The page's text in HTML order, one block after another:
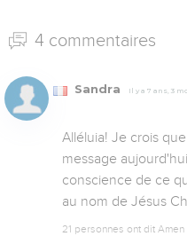
4 commentaires
Sandra Il y a 7 ans, 3
Alléluia! Je crois
message
conscience de ce
au nom de Jésus
21 personnes ont dit Amen